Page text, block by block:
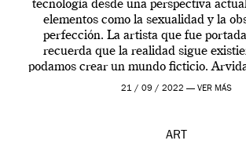
tecnología desde una perspectiva
elementos como la sexualidad y la
perfección. La artista que fue
recuerda que la realidad sigue
podamos crear un mundo ficticio.
que los humanos tienen un
21 / 09 / 2022 — VER MÁS
ART